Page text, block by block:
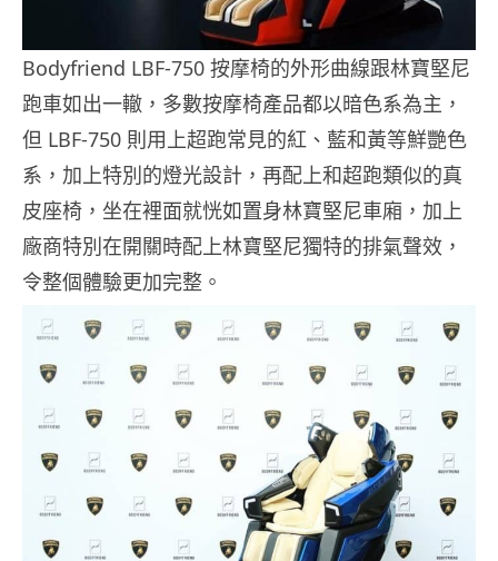
Bodyfriend LBF-750 按摩椅的外形曲線跟林寶堅尼
跑車如出一轍，多數按摩椅產品都以暗色系為主，
但 LBF-750 則用上超跑常見的紅、藍和黃等鮮艷色
系，加上特別的燈光設計，再配上和超跑類似的真
皮座椅，坐在裡面就恍如置身林寶堅尼車廂，加上
廠商特別在開關時配上林寶堅尼獨特的排氣聲效，
令整個體驗更加完整。